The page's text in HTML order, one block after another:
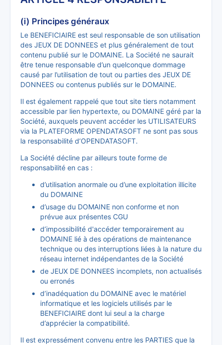
(i) Principes généraux
Le BENEFICIAIRE est seul responsable de son utilisation
des JEUX DE DONNEES et plus généralement de tout
contenu publié sur le DOMAINE. La Société ne saurait
être tenue responsable d’un quelconque dommage
causé par l’utilisation de tout ou parties des JEUX DE
DONNEES ou contenus publiés sur le DOMAINE.
Il est également rappelé que tout site tiers notamment
accessible par lien hypertexte, ou DOMAINE géré par la
Société, auxquels peuvent accéder les UTILISATEURS
via la PLATEFORME OPENDATASOFT ne sont pas sous
la responsabilité d’OPENDATASOFT.
La Société décline par ailleurs toute forme de
responsabilité en cas :
d’utilisation anormale ou d’une exploitation illicite
du DOMAINE
d’usage du DOMAINE non conforme et non
prévue aux présentes CGU
d’impossibilité d'accéder temporairement au
DOMAINE lié à des opérations de maintenance
technique ou des interruptions liées à la nature du
réseau internet indépendantes de la Société
de JEUX DE DONNEES incomplets, non actualisés
ou erronés
d’inadéquation du DOMAINE avec le matériel
informatique et les logiciels utilisés par le
BENEFICIAIRE dont lui seul a la charge
d’apprécier la compatibilité.
Il est expressément convenu entre les PARTIES que la